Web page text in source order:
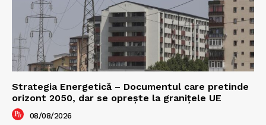
Strategia Energetică – Documentul care pretinde
orizont 2050, dar se oprește la granițele UE
08/08/2026